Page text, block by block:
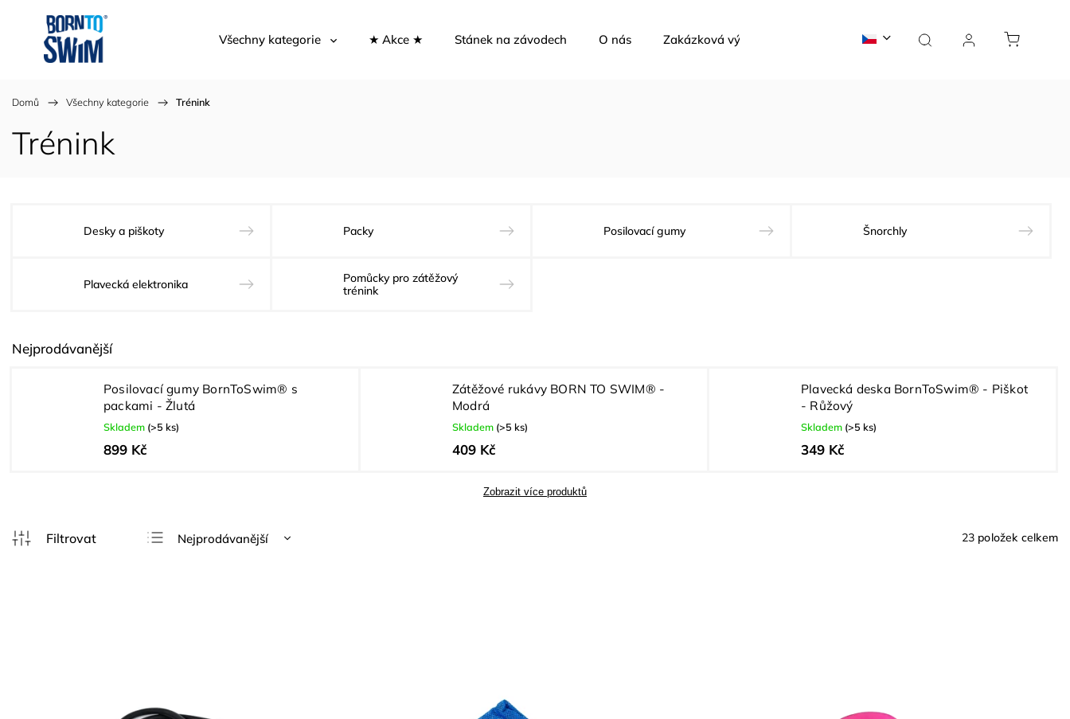
Všechny kategorie ★ Akce ★ Stánek na závodech O nás Zakázková výroba Žraločí blog Kontakty
Domů / Všechny kategorie / Trénink
Trénink
Desky a piškoty Packy Posilovací gumy Šnorchly
Plavecká elektronika
Pomůcky pro zátěžový
trénink
Nejprodávanější
Posilovací gumy BornToSwim® s
packami - Žlutá
Skladem (>5 ks)
899 Kč
Zátěžové rukávy BORN TO SWIM® -
Modrá
Skladem (>5 ks)
409 Kč
Plavecká deska BornToSwim® - Piškot
- Růžový
Skladem (>5 ks)
349 Kč
Zobrazit více produktů
Nejprodávanější
23 položek celkem